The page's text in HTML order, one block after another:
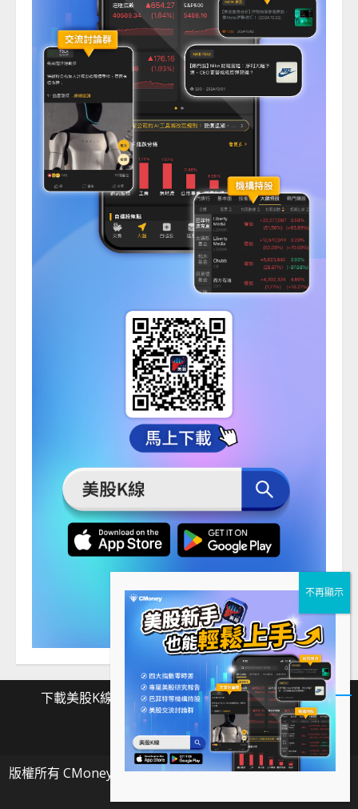
下載美股K線 Facebook Instagram Twitter
載
美
股
Facebook
Instagram
Twitter
版權所有 CMoney 全曜財經資訊股份有限公司|MoreNews